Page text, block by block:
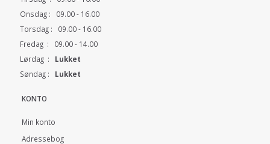
Onsdag : 09.00 - 16.00
Torsdag : 09.00 - 16.00
Fredag : 09.00 - 14.00
Lørdag : Lukket
Søndag : Lukket
KONTO
Min konto
Adressebog